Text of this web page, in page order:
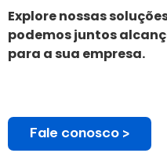
Explore nossas
podemos juntos
para a sua empresa.
Fale conosco >